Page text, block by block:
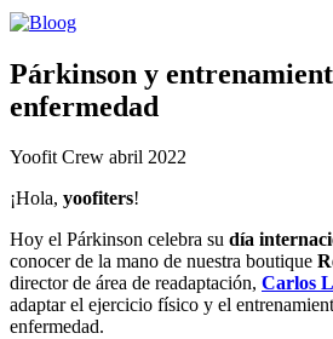
Párkinson y
enfermedad
Yoofit Crew abril 2022
¡Hola, yoofiters!
Hoy el Párkinson celebra su día
conocer de la mano de nuestra boutique
director de área de readaptación, Carlos
adaptar el ejercicio físico y el
enfermedad.